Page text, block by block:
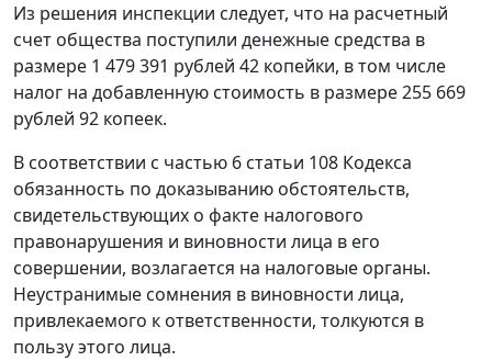
Из решения инспекции следует, что на расчетный
счет общества поступили денежные средства в
размере 1 479 391 рублей 42 копейки, в том числе
налог на добавленную стоимость в размере 255 669
рублей 92 копеек.
В соответствии с частью 6 статьи 108 Кодекса
обязанность по доказыванию обстоятельств,
свидетельствующих о факте налогового
правонарушения и виновности лица в его
совершении, возлагается на налоговые органы.
Неустранимые сомнения в виновности лица,
привлекаемого к ответственности, толкуются в
пользу этого лица.